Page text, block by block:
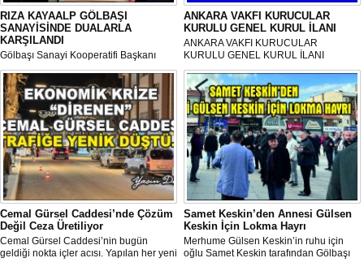
RIZA KAYAALP GÖLBAŞI
SANAYİSİNDE DUALARLA
KARŞILANDI
Gölbaşı Sanayi Kooperatifi Başkanı
Mehmet Aktay öncülüğünde, sanayi
esnafı adına düzenlenen anlamlı anma
programı Sanayi Camii’nde yoğun
katılımla gerçekleştirildi.
ANKARA VAKFI KURUCULAR
KURULU GENEL KURUL İLANI
ANKARA VAKFI KURUCULAR
KURULU GENEL KURUL İLANI
Cemal Gürsel Caddesi’nde Çözüm
Değil Ceza Üretiliyor
Cemal Gürsel Caddesi’nin bugün
geldiği nokta içler acısı. Yapılan her yeni
Samet Keskin’den Annesi Gülsen
Keskin İçin Lokma Hayrı
Merhume Gülsen Keskin’in ruhu için
oğlu Samet Keskin tarafından Gölbaşı